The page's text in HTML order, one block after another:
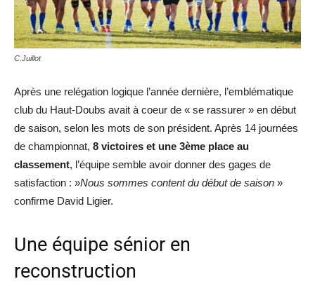
C.Juillot
Après une relégation logique l’année dernière, l’emblématique
club du Haut-Doubs avait à coeur de « se rassurer » en début
de saison, selon les mots de son président. Après 14 journées
de championnat, 8 victoires et une 3ème place au
classement, l’équipe semble avoir donner des gages de
satisfaction : »Nous sommes content du début de saison »
confirme David Ligier.
Une équipe sénior en
reconstruction